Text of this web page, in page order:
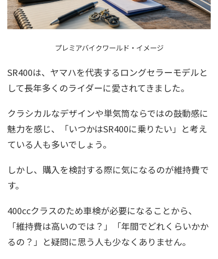
プレミアバイクワールド・イメージ
SR400は、ヤマハを代表するロングセラーモデルと
して長年多くのライダーに愛されてきました。
クラシカルなデザインや単気筒ならではの鼓動感に
魅力を感じ、「いつかはSR400に乗りたい」と考え
ている人も多いでしょう。
しかし、購入を検討する際に気になるのが維持費で
す。
400ccクラスのため車検が必要になることから、
「維持費は高いのでは？」「年間でどれくらいかか
るの？」と疑問に思う人も少なくありません。